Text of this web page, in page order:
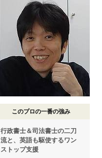
このプロの一番の強み
行政書士＆司法書士の二刀
流と、英語も駆使するワン
ストップ支援